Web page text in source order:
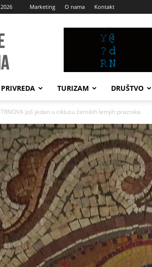
Marketing O nama Kontakt
PRIVREDA TURIZAM DRUŠTVO
TRNOVA Još jedan u ciklusu ženskih letnjih praznika